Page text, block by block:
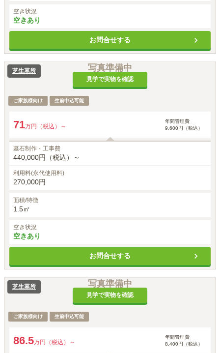
空き状況
空きあり
お問合せする
写真準備中
見学で実物を確認
芝生墓所
ご家族様向け 生前申込可能
71万円（税込）～
年間管理費
9,600円（税込）
墓石制作・工事費
440,000円（税込）～
利用料(永代使用料)
270,000円
面積/特徴
1.5㎡
空き状況
空きあり
お問合せする
写真準備中
見学で実物を確認
芝生墓所
ご家族様向け 生前申込可能
86.5万円（税込）～
年間管理費
8,400円（税込）